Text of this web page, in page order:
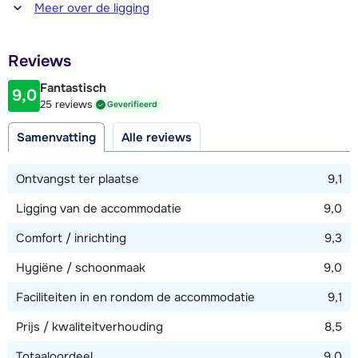
Afstand tot winkel(s)
10 meter
20 meter
Afstand tot piste
800 meter
10 meter
Bekijk kaart
Meer over de ligging
Reviews
9,0 Fantastisch
25 reviews Geverifieerd
Samenvatting Alle reviews
Ontvangst ter plaatse
9,1
Ligging van de accommodatie
9,0
Comfort / inrichting
9,3
Hygiëne / schoonmaak
9,0
Faciliteiten in en rondom de accommodatie
9,1
Prijs / kwaliteitverhouding
8,5